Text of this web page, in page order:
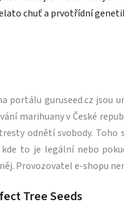
chuť a prvotřídní
portálu guruseed.cz jsou
marihuany v České
odnětí svobody.
to je legální nebo
Provozovatel e-shopu
Tree Seeds